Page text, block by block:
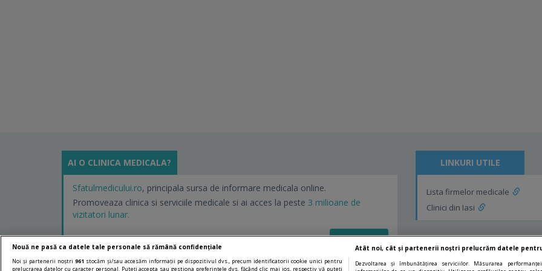
AI O CLINICA MEDICALA?
Sfatulmedicului.ro, principala sursa de informare medicala online.
Promoveaza clinica si serviciile medicale si ai acces la peste 3 milioane de
vizitatori lunar.
Vezi detalii!
LINKURI UTILE
Lista firmelor medicale
Clinici din Iasi
Nouă ne pasă ca datele tale personale să rămână confidențiale
Noi și partenerii noștri 961stocăm și/sau accesăm informații pe dispozitivul dvs., precum identificatorii cookie unici pentru
prelucrarea datelor cu caracter personal. Puteți accepta sau gestiona preferințele dvs. făcând clic mai jos, respectiv vă puteți
Atât noi, cât și partenerii noștri prelucrăm datele
Dezvoltarea și îmbunătățirea serviciilor. Măsurarea